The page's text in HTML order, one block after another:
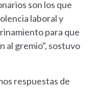
son los que
laboral y
para que
al gremio", sostuvo
respuestas de